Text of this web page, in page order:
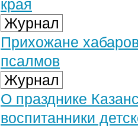
края
Журнал
Прихожане
псалмов
Журнал
О празднике
воспитанники